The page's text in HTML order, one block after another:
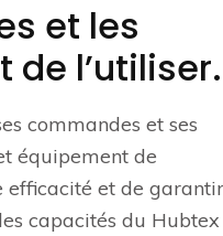
et les
l’utiliser.
commandes et ses
équipement de
efficacité et de
capacités du Hubtex